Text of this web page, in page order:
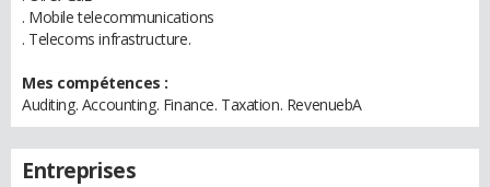
. Mobile telecommunications
. Telecoms infrastructure.
Mes compétences :
Auditing. Accounting. Finance. Taxation. RevenuebA
Entreprises